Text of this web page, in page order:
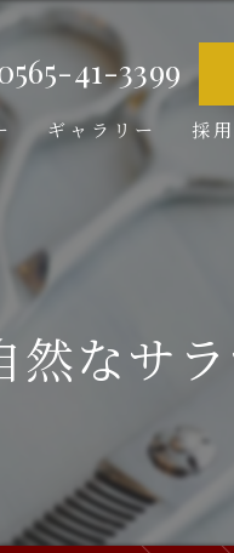
41-3399
ギャラリー 採
然なサ